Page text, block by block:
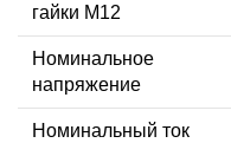
гайки M12
Номинальное
напряжение
Номинальный ток